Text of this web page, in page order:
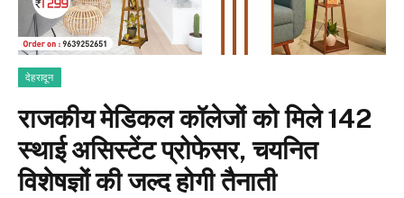
देहरादून
राजकीय मेडिकल कॉलेजों को मिले 142
स्थाई असिस्टेंट प्रोफेसर, चयनित
विशेषज्ञों की जल्द होगी तैनाती